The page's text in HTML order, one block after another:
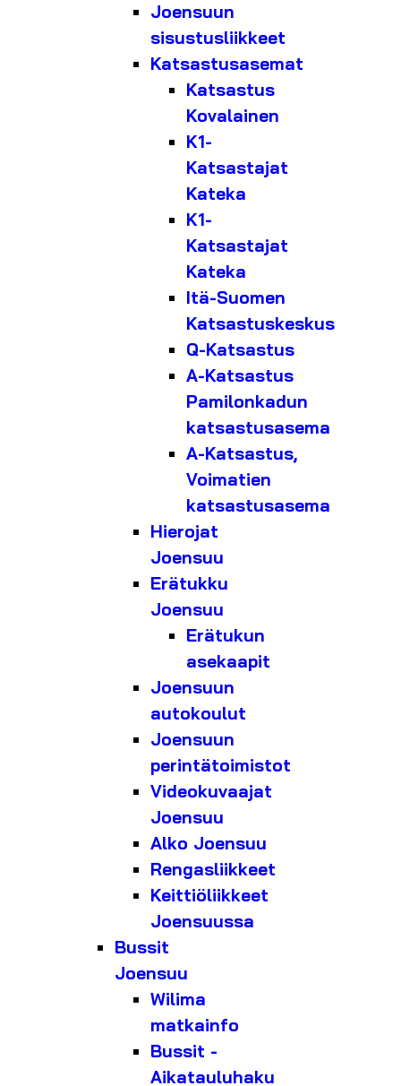
Joensuun
sisustusliikkeet
Katsastusasemat
Katsastus
Kovalainen
K1-
Katsastajat
Kateka
K1-
Katsastajat
Kateka
Itä-Suomen
Katsastuskeskus
Q-Katsastus
A-Katsastus
Pamilonkadun
katsastusasema
A-Katsastus,
Voimatien
katsastusasema
Hierojat
Joensuu
Erätukku
Joensuu
Erätukun
asekaapit
Joensuun
autokoulut
Joensuun
perintätoimistot
Videokuvaajat
Joensuu
Alko Joensuu
Rengasliikkeet
Keittiöliikkeet
Joensuussa
Bussit
Joensuu
Wilima
matkainfo
Bussit -
Aikatauluhaku